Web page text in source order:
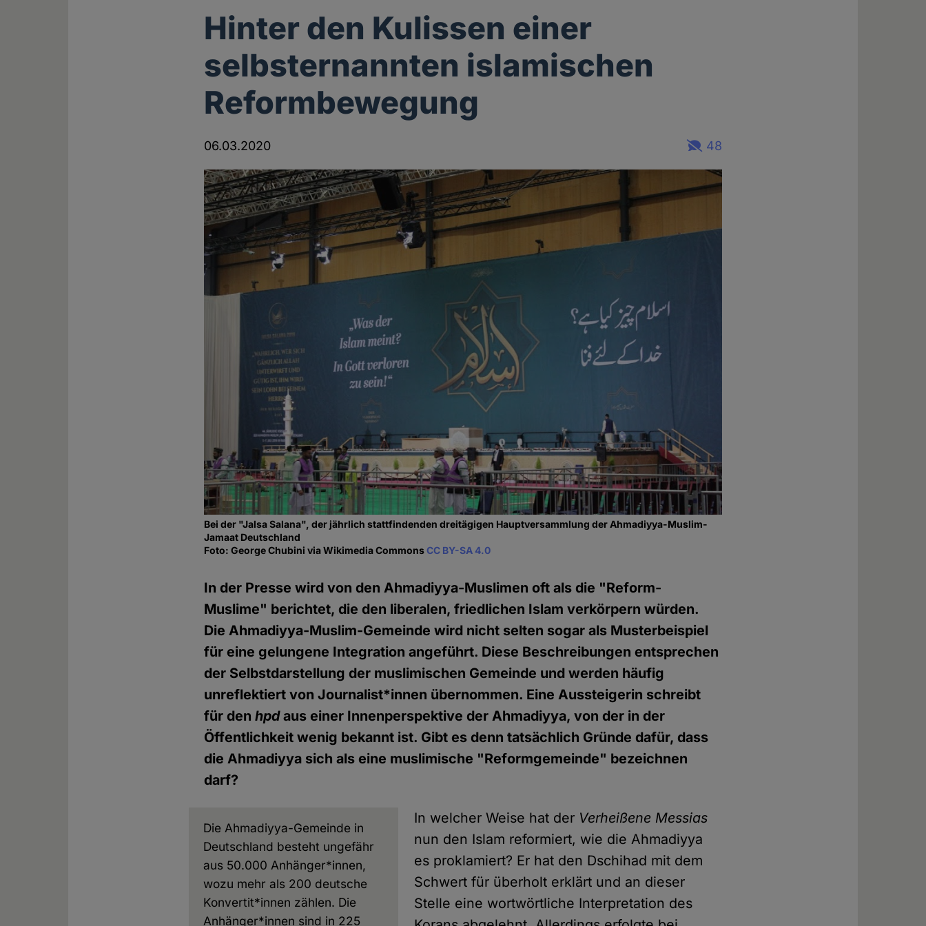
Hinter den Kulissen einer
selbsternannten islamischen
Reformbewegung
06.03.2020 48
Bei der "Jalsa Salana", der jährlich stattfindenden dreitägigen Hauptversammlung der Ahmadiyya-Muslim-
Jamaat Deutschland
Foto: George Chubini via Wikimedia CommonsCC BY-SA 4.0
In der Presse wird von den Ahmadiyya-Muslimen oft als die "Reform-
Muslime" berichtet, die den liberalen, friedlichen Islam verkörpern würden.
Die Ahmadiyya-Muslim-Gemeinde wird nicht selten sogar als Musterbeispiel
für eine gelungene Integration angeführt. Diese Beschreibungen entsprechen
der Selbstdarstellung der muslimischen Gemeinde und werden häufig
unreflektiert von Journalist*innen übernommen. Eine Aussteigerin schreibt
für denhpdaus einer Innenperspektive der Ahmadiyya, von der in der
Öffentlichkeit wenig bekannt ist. Gibt es denn tatsächlich Gründe dafür, dass
die Ahmadiyya sich als eine muslimische "Reformgemeinde" bezeichnen
darf?
Die Ahmadiyya-Gemeinde in
Deutschland besteht ungefähr
aus 50.000 Anhänger*innen,
wozu mehr als 200 deutsche
Konvertit*innen zählen. Die
Anhänger*innen sind in 225
In welcher Weise hat der Verheißene Messias
nun den Islam reformiert, wie die Ahmadiyya
es proklamiert? Er hat den Dschihad mit dem
Schwert für überholt erklärt und an dieser
Stelle eine wortwörtliche Interpretation des